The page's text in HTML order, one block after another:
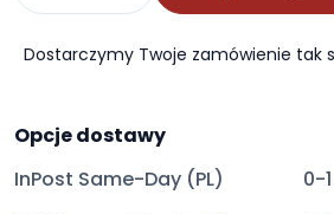
Dostarczymy Twoje zamówienie tak
Opcje dostawy
InPost Same-Day (PL)
0-